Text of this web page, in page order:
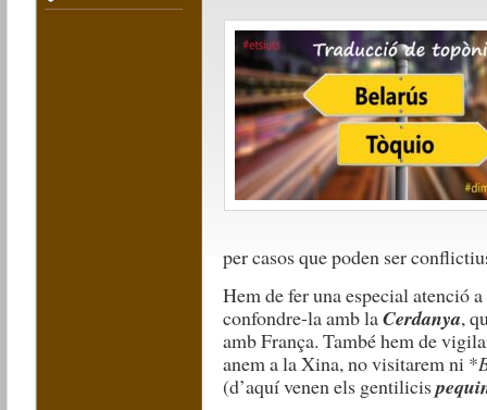
per casos que poden ser
Hem de fer una especial atenció a
confondre-la amb laCerdanya,
amb França. També hem de
anem a la Xina, no visitarem ni *
(d’aquí venen els gentilicis